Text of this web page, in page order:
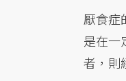
厭食症
是在一
者，則